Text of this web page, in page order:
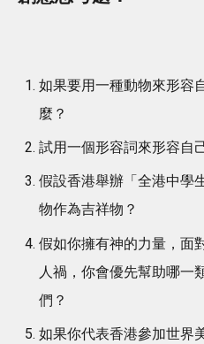
如果要用一種動物來形容
麼？
試用一個形容詞來形容自己
假設香港舉辦「全港中學
物作為吉祥物？
假如你擁有神的力量，面
人禍，你會優先幫助哪一
們？
如果你代表香港參加世界